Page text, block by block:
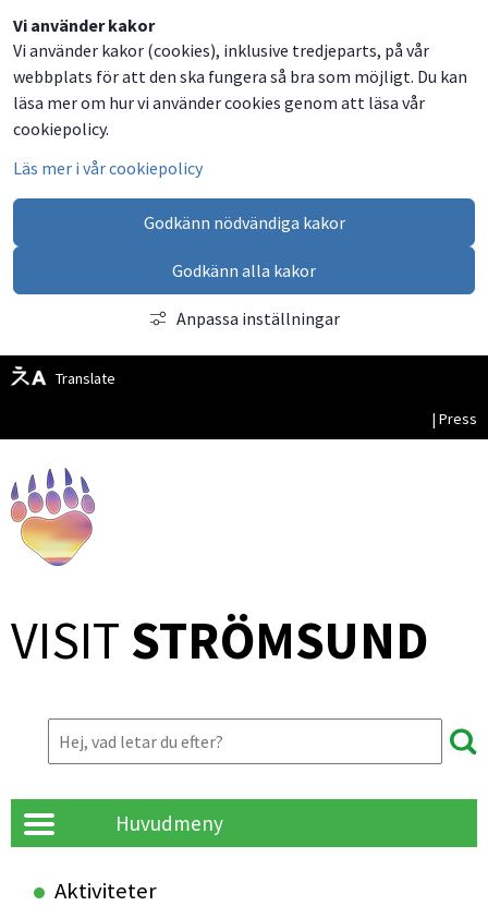
Vi använder kakor
Vi använder kakor (cookies), inklusive tredjeparts, på vår
webbplats för att den ska fungera så bra som möjligt. Du kan
läsa mer om hur vi använder cookies genom att läsa vår
cookiepolicy.
Läs mer i vår cookiepolicy
Godkänn nödvändiga kakor
Godkänn alla kakor
Anpassa inställningar
Translate
| Press
VISIT STRÖMSUND
Huvudmeny
Aktiviteter
Dela
på
Facebook
Dela
på
Twitter
Dela
på
LinkedIn
Dela
via
email
Besök
oss
på
Facebook